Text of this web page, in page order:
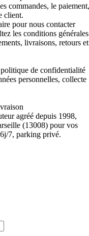
commandes, le paiement,
client.
pour nous contacter
les conditions générales
livraisons, retours et
de confidentialité
personnelles, collecte
agréé depuis 1998,
(13008) pour vos
7, parking privé.